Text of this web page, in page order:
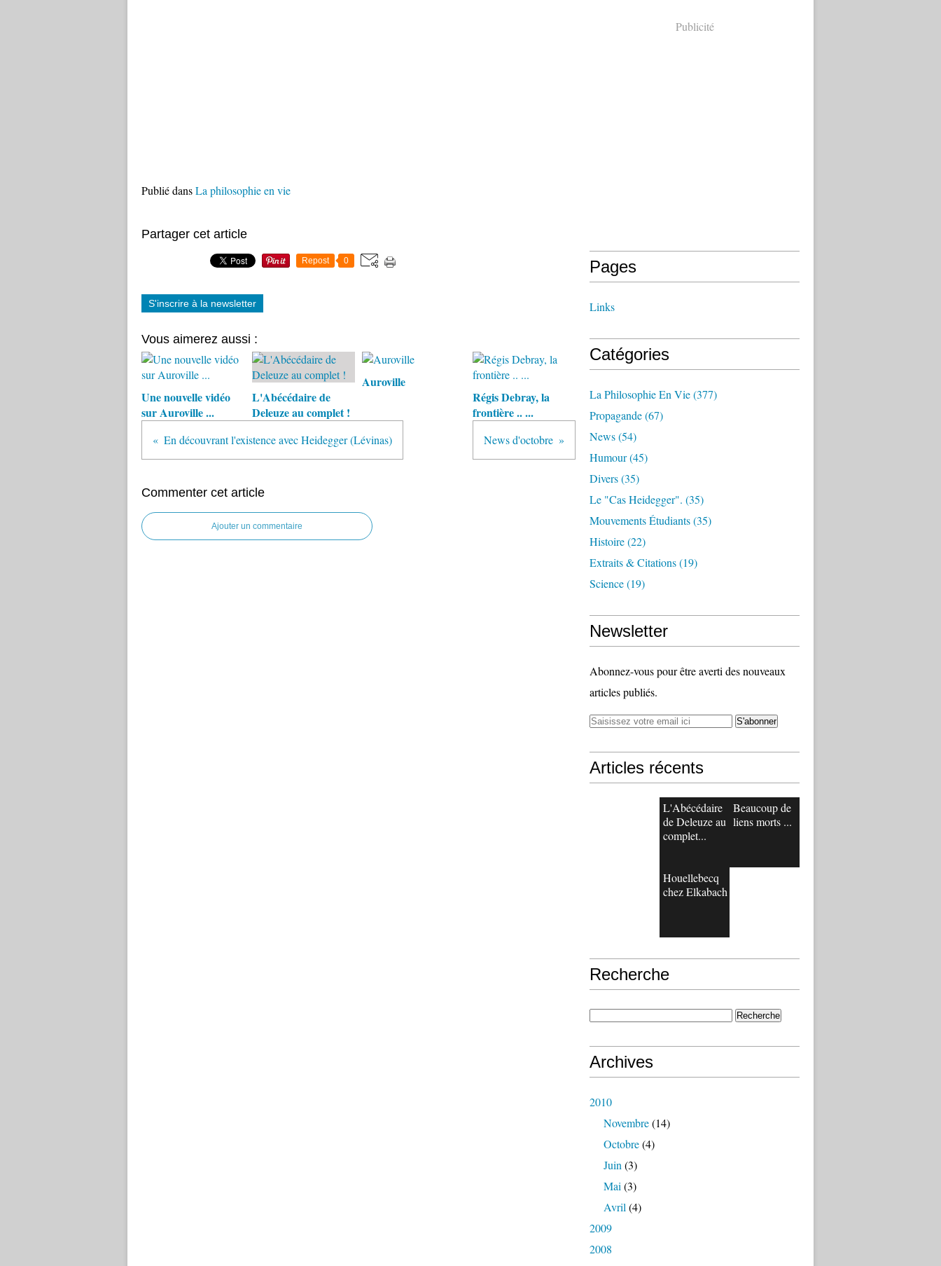
Publié dansLa philosophie en vie
Partager cet article
Repost 0
S'inscrire à la newsletter
Vous aimerez aussi :
Une nouvelle vidéo
sur Auroville ...
L'Abécédaire de
Deleuze au complet !
Auroville
Régis Debray, la
frontière .. ...
En découvrant l'existence avec Heidegger (Lévinas) News d'octobre
Commenter cet article
Ajouter un commentaire
Publicité
Pages
Links
Catégories
La Philosophie En Vie(377)
Propagande(67)
News(54)
Humour(45)
Divers(35)
Le "cas Heidegger". (35)
Mouvements Étudiants(35)
Histoire(22)
Extraits & Citations(19)
Science(19)
Newsletter
Abonnez-vous pour être averti des nouveaux
articles publiés.
Articles récents
L'Abécédaire
de Deleuze au
complet...
Beaucoup de
liens morts ...
Houellebecq
chez Elkabach
Recherche
Archives
2010
Novembre(14)
Octobre(4)
Juin (3)
Mai (3)
Avril (4)
2009
2008